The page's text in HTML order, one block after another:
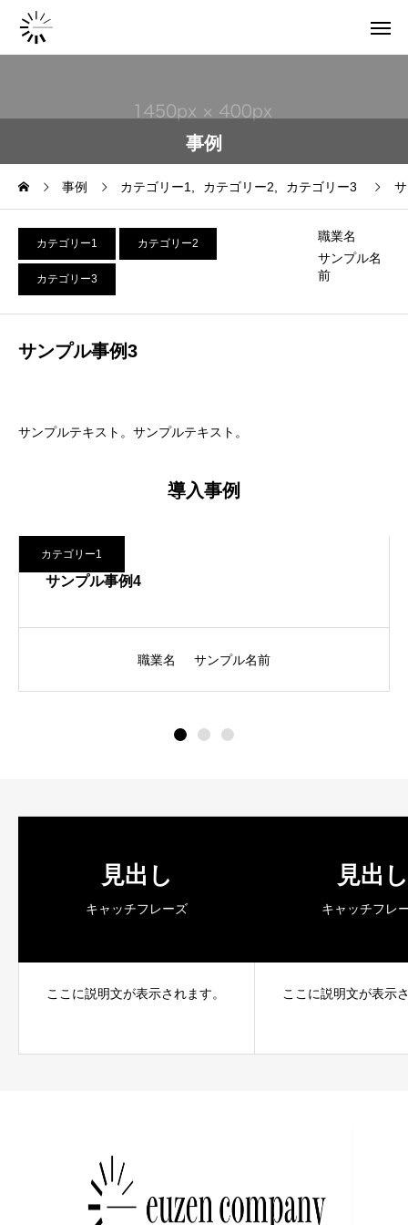
事例
事例 カテゴリー1 カテゴリー2 カテゴリー3
カテゴリー1 カテゴリー2
カテゴリー3
職業名
サンプル名
前
サンプル事例3
サンプルテキスト。サンプルテキスト。
導入事例
カテゴリー1
サンプル事例4
職業名 サンプル名前
見出し
キャッチフレーズ
ここに説明文が表示されます。
見出し
キャッチフレ
ここに説明文が表示